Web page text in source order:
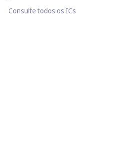
Consulte todos os ICs